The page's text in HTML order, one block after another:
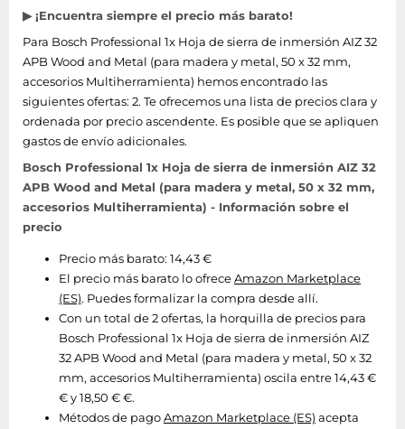
▶ ¡Encuentra siempre el precio más barato!
Para Bosch Professional 1x Hoja de sierra de inmersión AIZ 32
APB Wood and Metal (para madera y metal, 50 x 32 mm,
accesorios Multiherramienta) hemos encontrado las
siguientes ofertas: 2. Te ofrecemos una lista de precios clara y
ordenada por precio ascendente. Es posible que se apliquen
gastos de envío adicionales.
Bosch Professional 1x Hoja de sierra de inmersión AIZ 32
APB Wood and Metal (para madera y metal, 50 x 32 mm,
accesorios Multiherramienta) - Información sobre el
precio
Precio más barato: 14,43 €
El precio más barato lo ofreceAmazon Marketplace
(ES). Puedes formalizar la compra desde allí.
Con un total de 2 ofertas, la horquilla de precios para
Bosch Professional 1x Hoja de sierra de inmersión AIZ
32 APB Wood and Metal (para madera y metal, 50 x 32
mm, accesorios Multiherramienta) oscila entre 14,43 €
€ y 18,50 € €.
Métodos de pagoAmazon Marketplace (ES) acepta